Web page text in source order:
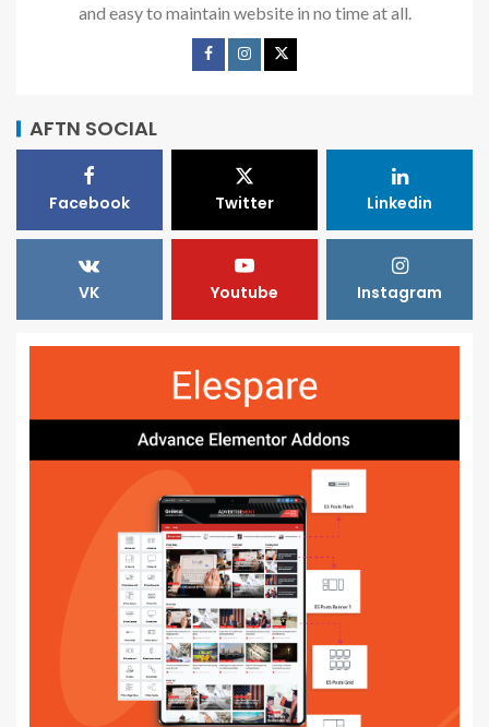
and easy to maintain website in no time at all.
AFTN SOCIAL
Facebook Twitter Linkedin
VK Youtube Instagram